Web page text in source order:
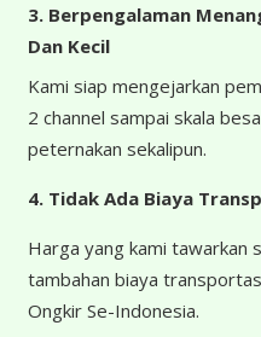
3. Berpengalaman
Dan Kecil
Kami siap mengejarkan
2 channel sampai skala
peternakan sekalipun.
4. Tidak Ada Biaya
Harga yang kami tawarkan
tambahan biaya
Ongkir Se-Indonesia.